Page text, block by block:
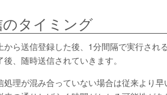
のタイミング
から送信登録した後、1分間隔で実行さ
後、随時送信されていきます。
処理が混み合っていない場合は従来より